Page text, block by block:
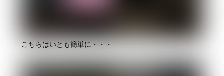
こちらはいとも簡単に・・・